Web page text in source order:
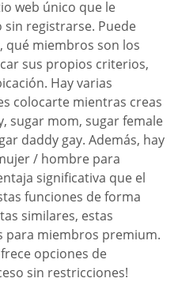
web único que le
registrarse. Puede
qué miembros son los
sus propios criterios,
Hay varias
colocarte mientras creas
sugar mom, sugar female
daddy gay. Además, hay
/ hombre para
significativa que el
funciones de forma
similares, estas
para miembros premium.
opciones de
sin restricciones!